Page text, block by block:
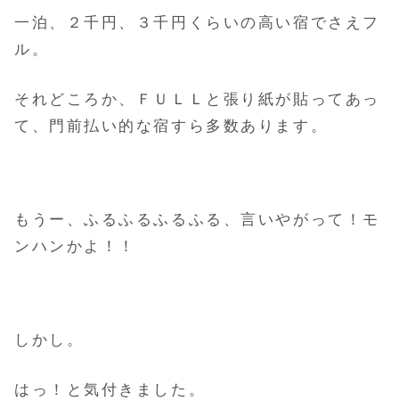
一泊、２千円、３千円くらいの高い宿でさえフ
ル。
それどころか、ＦＵＬＬと張り紙が貼ってあっ
て、門前払い的な宿すら多数あります。
もうー、ふるふるふるふる、言いやがって！モ
ンハンかよ！！
しかし。
はっ！と気付きました。